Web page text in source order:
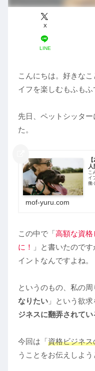
X
LINE
こんにちは。好きな
イフを楽しむもふもふ
先日、ペットシッタ
た。
こ
イ
働
mof-yuru.com
この中で「高額な資格
に！
」と書いたので
イントなんですよね。
というのもの、私の周
なりたい 」という欲求
ジネスに翻弄されてい
今回は「資格ビジネ
うことをお伝えしよう